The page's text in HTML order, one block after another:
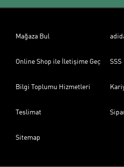
Mağaza Bul
Online Shop ile İletişime Geç SSS
Bilgi Toplumu Hizmetleri
Teslimat
Sitemap